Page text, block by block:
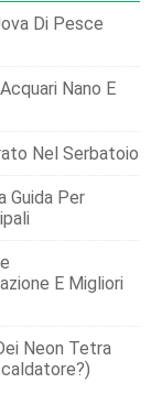
Di Pesce
Nano E
Nel Serbatoio
Guida Per
E Migliori
Neon Tetra